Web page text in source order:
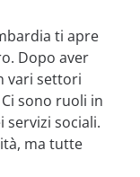
ti apre
Dopo aver
vari settori
sono ruoli in
sociali.
ma tutte